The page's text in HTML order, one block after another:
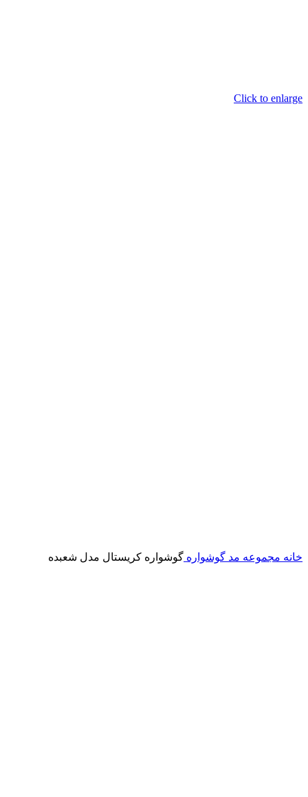
Click to enlarge
خانه مجموعه مد گوشواره گوشواره کریستال مدل شعبده